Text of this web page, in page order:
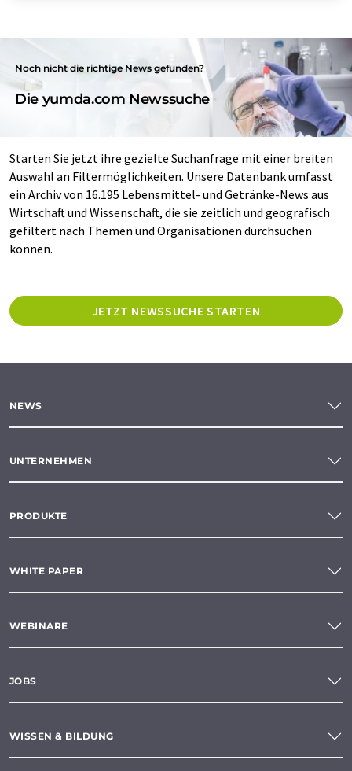
Noch nicht die richtige News gefunden?
Die yumda.com Newssuche
Starten Sie jetzt ihre gezielte Suchanfrage mit einer breiten
Auswahl an Filtermöglichkeiten. Unsere Datenbank umfasst
ein Archiv von 16.195 Lebensmittel- und Getränke-News aus
Wirtschaft und Wissenschaft, die sie zeitlich und geografisch
gefiltert nach Themen und Organisationen durchsuchen
können.
JETZT NEWSSUCHE STARTEN
NEWS
UNTERNEHMEN
PRODUKTE
WHITE PAPER
WEBINARE
JOBS
WISSEN & BILDUNG